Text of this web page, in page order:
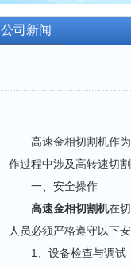
公司新闻
高速金相切割机作为
作过程中涉及高转速切
一、安全操作
高速金相切割机在
人员必须严格遵守以下
1、设备检查与调试：